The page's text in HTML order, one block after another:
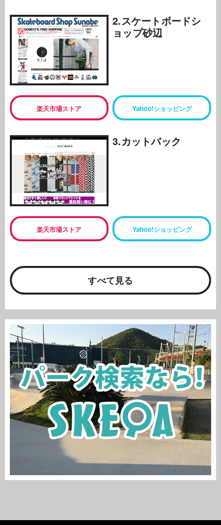
2.スケートボードシ
ョップ砂辺
楽天市場ストア Yahoo!ショッピング
3.カットバック
楽天市場ストア Yahoo!ショッピング
すべて見る